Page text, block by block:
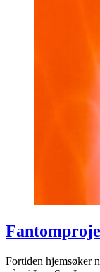
Fortiden hjemsøker